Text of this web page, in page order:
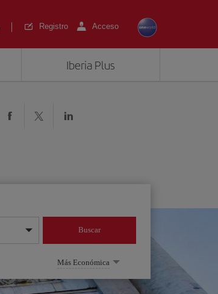
Registro Acceso
Iberia Plus
Buscar
Más Económica